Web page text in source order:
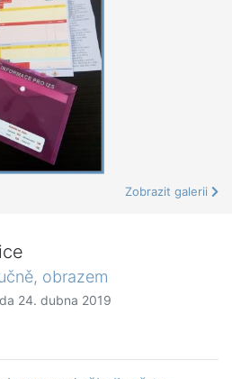
Zobrazit galerii
obrazem
24. dubna 2019